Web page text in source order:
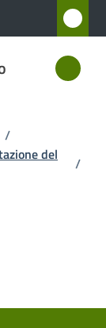
/
del
/